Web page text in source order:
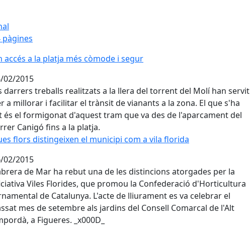
pàgines
accés a la platja més còmode i segur
02/2015
darrers treballs realitzats a la llera del torrent del Molí han servit
a millorar i facilitar el trànsit de vianants a la zona. El que s'ha
és el formigonat d'aquest tram que va des de l'aparcament del
Canigó fins a la platja.
flors distingeixen el municipi com a vila florida
flors distingeixen el municipi com a vila florida
02/2015
de Mar ha rebut una de les distincions atorgades per la
Viles Florides, que promou la Confederació d'Horticultura
de Catalunya. L'acte de lliurament es va celebrar el
mes de setembre als jardins del Consell Comarcal de l'Alt
a Figueres. _x000D_